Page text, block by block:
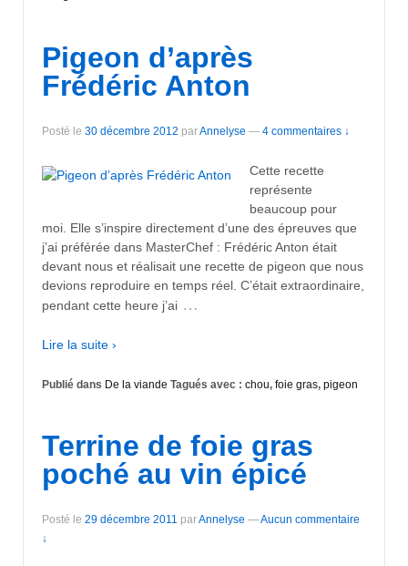
Pigeon d’après
Frédéric Anton
Posté le 30 décembre 2012 parAnnelyse — 4 commentaires ↓
Cette recette
représente
beaucoup pour
moi. Elle s’inspire directement d’une des épreuves que
j’ai préférée dans MasterChef : Frédéric Anton était
devant nous et réalisait une recette de pigeon que nous
devions reproduire en temps réel. C’était extraordinaire,
pendant cette heure j’ai …
Lire la suite ›
Publié dans De la viande Tagués avec : chou, foie gras, pigeon
Terrine de foie gras
poché au vin épicé
Posté le 29 décembre 2011 parAnnelyse —Aucun commentaire
↓